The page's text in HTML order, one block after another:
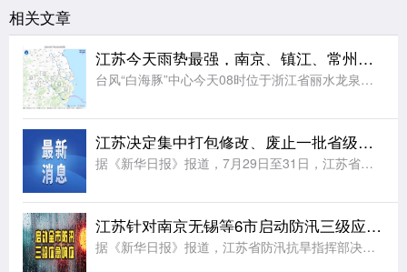
相关文章
江苏今天雨势最强，南京、镇江、常州、无锡局部大暴雨，其他中到大雨！
台风“白海豚”中心今天08时位于浙江省丽水龙泉市境内，中心附近最大风力9级，23米/秒，中心气压985hPa，强度衰减为热带风暴级。预计，“白海豚”将以每小时20公里左右的速度向西北方向移动，强度逐渐
江苏决定集中打包修改、废止一批省级地方性法规
据《新华日报》报道，7月29日至31日，江苏省十四届人大常委会第二十三次会议审议了《江苏省供销合作社条例(草案)》《江苏省太湖风景名胜区条例(修订草案)》，并决定集中打包修改、废止一批省级地方性法规。
江苏针对南京无锡等6市启动防汛三级应急响应
据《新华日报》报道，江苏省防汛抗旱指挥部决定，8月9日14时起，因省气象台发布暴雨黄色预警，针对南京、无锡、常州、苏州、南通、镇江等6市启动防汛三级应急响应。相关地区各级政府及有关部门要密切关注雨水情